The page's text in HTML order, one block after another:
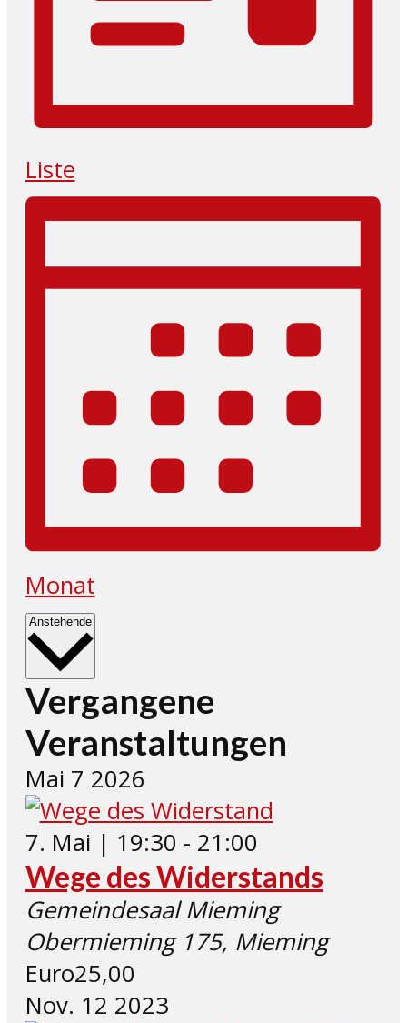
Liste
Monat
Anstehende Datum
Vergangene
Veranstaltungen
Mai 7 2026
7. Mai | 19:30 - 21:00
Wege des Widerstands
Gemeindesaal Mieming
Obermieming 175, Mieming
Euro25,00
Nov. 12 2023